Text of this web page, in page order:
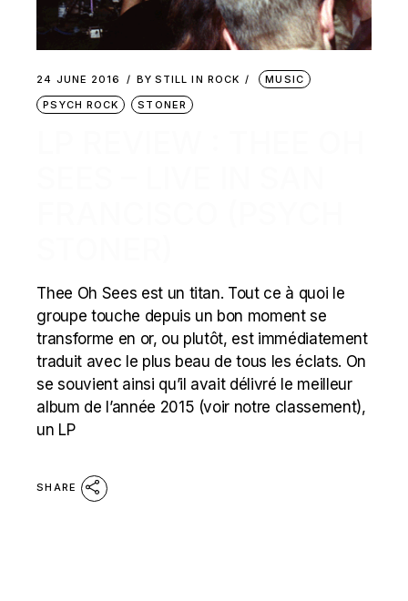
24 JUNE 2016 BY STILL IN ROCK
MUSIC
PSYCH ROCK
STONER
Thee Oh Sees est un titan. Tout ce à quoi le
groupe touche depuis un bon moment se
transforme en or, ou plutôt, est immédiatement
traduit avec le plus beau de tous les éclats. On
se souvient ainsi qu’il avait délivré le meilleur
album de l’année 2015 (voir notre classement),
un LP
SHARE